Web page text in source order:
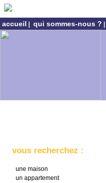
accueil qui sommes-nous ?
vous recherchez :
une maison
un appartement